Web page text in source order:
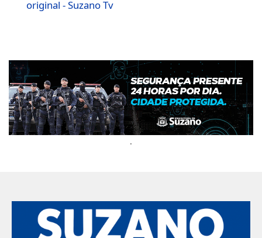
original - Suzano Tv
.